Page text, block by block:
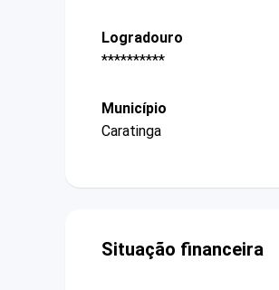
Logradouro
**********
Município
Caratinga
Situação financeira